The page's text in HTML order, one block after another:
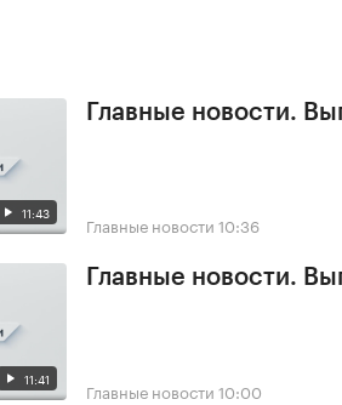
11:43
Главные новости.
Главные новости 10:36
11:41
Главные новости.
Главные новости 10:00